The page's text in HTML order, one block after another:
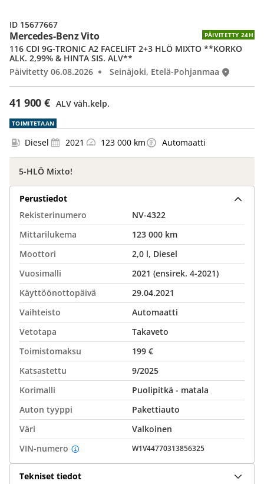
Mercedes-Benz Vito PÄIVITETTY 24H
41 900 € ALV väh.kelp.
116 CDI 9G-TRONIC A2 FACELIFT 2+3 HLÖ MIXTO **KORKO
ALK. 2,99% & HINTA SIS. ALV**
Päivitetty 06.08.2026
Seinäjoki, Etelä-Pohjanmaa
ID 15677667
TOIMITETAAN
Diesel 2021 123 000 km Automaatti
5-HLÖ Mixto!
Perustiedot
Rekisterinumero
NV-4322
Mittarilukema
123 000 km
Moottori
2,0 l, Diesel
Vuosimalli
2021 (ensirek. 4-2021)
Käyttöönottopäivä
29.04.2021
Vaihteisto
Automaatti
Vetotapa
Takaveto
Toimistomaksu
199 €
Katsastettu
9/2025
Korimalli
Puolipitkä - matala
Auton tyyppi
Pakettiauto
Väri
Valkoinen
VIN-numero
W1V44770313856325
Tekniset tiedot